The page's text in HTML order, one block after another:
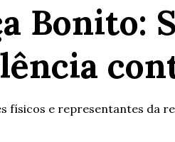
Bonito:
físicos e representantes da